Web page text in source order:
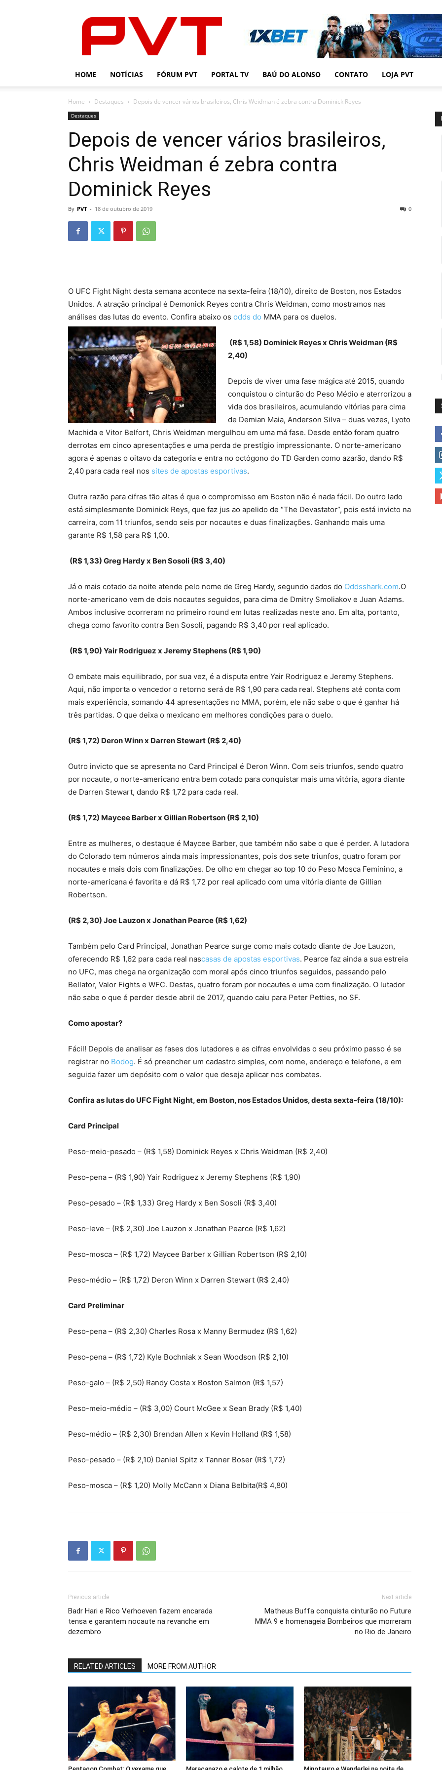
HOME NOTÍCIAS FÓRUM PVT PORTAL TV BAÚ DO ALONSO CONTATO LOJA PVT
Home Destaques Depois de vencer vários brasileiros, Chris Weidman é zebra contra Dominick Reyes
Destaques
Depois de vencer vários brasileiros,
Chris Weidman é zebra contra
Dominick Reyes
By PVT - 18 de outubro de 2019 0
O UFC Fight Night desta semana acontece na sexta-feira (18/10), direito de Boston, nos Estados
Unidos. A atração principal é Demonick Reyes contra Chris Weidman, como mostramos nas
análises das lutas do evento. Confira abaixo os odds do MMA para os duelos.
(R$ 1,58) Dominick Reyes x Chris Weidman (R$
2,40)
Depois de viver uma fase mágica até 2015, quando
conquistou o cinturão do Peso Médio e aterrorizou a
vida dos brasileiros, acumulando vitórias para cima
de Demian Maia, Anderson Silva – duas vezes, Lyoto
Machida e Vitor Belfort, Chris Weidman mergulhou em uma má fase. Desde então foram quatro
derrotas em cinco apresentações e uma perda de prestígio impressionante. O norte-americano
agora é apenas o oitavo da categoria e entra no octógono do TD Garden como azarão, dando R$
2,40 para cada real nos sites de apostas esportivas.
Outra razão para cifras tão altas é que o compromisso em Boston não é nada fácil. Do outro lado
está simplesmente Dominick Reys, que faz jus ao apelido de “The Devastator”, pois está invicto na
carreira, com 11 triunfos, sendo seis por nocautes e duas finalizações. Ganhando mais uma
garante R$ 1,58 para R$ 1,00.
(R$ 1,33) Greg Hardy x Ben Sosoli (R$ 3,40)
Já o mais cotado da noite atende pelo nome de Greg Hardy, segundo dados do Oddsshark.com.O
norte-americano vem de dois nocautes seguidos, para cima de Dmitry Smoliakov e Juan Adams.
Ambos inclusive ocorreram no primeiro round em lutas realizadas neste ano. Em alta, portanto,
chega como favorito contra Ben Sosoli, pagando R$ 3,40 por real aplicado.
(R$ 1,90) Yair Rodriguez x Jeremy Stephens (R$ 1,90)
O embate mais equilibrado, por sua vez, é a disputa entre Yair Rodriguez e Jeremy Stephens.
Aqui, não importa o vencedor o retorno será de R$ 1,90 para cada real. Stephens até conta com
mais experiência, somando 44 apresentações no MMA, porém, ele não sabe o que é ganhar há
três partidas. O que deixa o mexicano em melhores condições para o duelo.
(R$ 1,72) Deron Winn x Darren Stewart (R$ 2,40)
Outro invicto que se apresenta no Card Principal é Deron Winn. Com seis triunfos, sendo quatro
por nocaute, o norte-americano entra bem cotado para conquistar mais uma vitória, agora diante
de Darren Stewart, dando R$ 1,72 para cada real.
(R$ 1,72) Maycee Barber x Gillian Robertson (R$ 2,10)
Entre as mulheres, o destaque é Maycee Barber, que também não sabe o que é perder. A lutadora
do Colorado tem números ainda mais impressionantes, pois dos sete triunfos, quatro foram por
nocautes e mais dois com finalizações. De olho em chegar ao top 10 do Peso Mosca Feminino, a
norte-americana é favorita e dá R$ 1,72 por real aplicado com uma vitória diante de Gillian
Robertson.
(R$ 2,30) Joe Lauzon x Jonathan Pearce (R$ 1,62)
Também pelo Card Principal, Jonathan Pearce surge como mais cotado diante de Joe Lauzon,
oferecendo R$ 1,62 para cada real nascasas de apostas esportivas. Pearce faz ainda a sua estreia
no UFC, mas chega na organização com moral após cinco triunfos seguidos, passando pelo
Bellator, Valor Fights e WFC. Destas, quatro foram por nocautes e uma com finalização. O lutador
não sabe o que é perder desde abril de 2017, quando caiu para Peter Petties, no SF.
Como apostar?
Fácil! Depois de analisar as fases dos lutadores e as cifras envolvidas o seu próximo passo é se
registrar no Bodog. É só preencher um cadastro simples, com nome, endereço e telefone, e em
seguida fazer um depósito com o valor que deseja aplicar nos combates.
Confira as lutas do UFC Fight Night, em Boston, nos Estados Unidos, desta sexta-feira (18/10):
Card Principal
Peso-meio-pesado – (R$ 1,58) Dominick Reyes x Chris Weidman (R$ 2,40)
Peso-pena – (R$ 1,90) Yair Rodriguez x Jeremy Stephens (R$ 1,90)
Peso-pesado – (R$ 1,33) Greg Hardy x Ben Sosoli (R$ 3,40)
Peso-leve – (R$ 2,30) Joe Lauzon x Jonathan Pearce (R$ 1,62)
Peso-mosca – (R$ 1,72) Maycee Barber x Gillian Robertson (R$ 2,10)
Peso-médio – (R$ 1,72) Deron Winn x Darren Stewart (R$ 2,40)
Card Preliminar
Peso-pena – (R$ 2,30) Charles Rosa x Manny Bermudez (R$ 1,62)
Peso-pena – (R$ 1,72) Kyle Bochniak x Sean Woodson (R$ 2,10)
Peso-galo – (R$ 2,50) Randy Costa x Boston Salmon (R$ 1,57)
Peso-meio-médio – (R$ 3,00) Court McGee x Sean Brady (R$ 1,40)
Peso-médio – (R$ 2,30) Brendan Allen x Kevin Holland (R$ 1,58)
Peso-pesado – (R$ 2,10) Daniel Spitz x Tanner Boser (R$ 1,72)
Peso-mosca – (R$ 1,20) Molly McCann x Diana Belbita(R$ 4,80)
Previous article
Badr Hari e Rico Verhoeven fazem encarada
tensa e garantem nocaute na revanche em
dezembro
Next article
Matheus Buffa conquista cinturão no Future
MMA 9 e homenageia Bombeiros que morreram
no Rio de Janeiro
RELATED ARTICLES MORE FROM AUTHOR